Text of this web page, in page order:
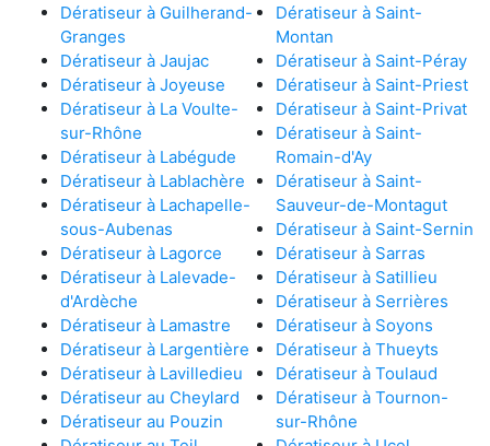
Dératiseur à Guilherand-
Granges
Dératiseur à Jaujac
Dératiseur à Joyeuse
Dératiseur à La Voulte-
sur-Rhône
Dératiseur à Labégude
Dératiseur à Lablachère
Dératiseur à Lachapelle-
sous-Aubenas
Dératiseur à Lagorce
Dératiseur à Lalevade-
d'Ardèche
Dératiseur à Lamastre
Dératiseur à Largentière
Dératiseur à Lavilledieu
Dératiseur au Cheylard
Dératiseur au Pouzin
Dératiseur à Saint-
Montan
Dératiseur à Saint-Péray
Dératiseur à Saint-Priest
Dératiseur à Saint-Privat
Dératiseur à Saint-
Romain-d'Ay
Dératiseur à Saint-
Sauveur-de-Montagut
Dératiseur à Saint-Sernin
Dératiseur à Sarras
Dératiseur à Satillieu
Dératiseur à Serrières
Dératiseur à Soyons
Dératiseur à Thueyts
Dératiseur à Toulaud
Dératiseur à Tournon-
sur-Rhône